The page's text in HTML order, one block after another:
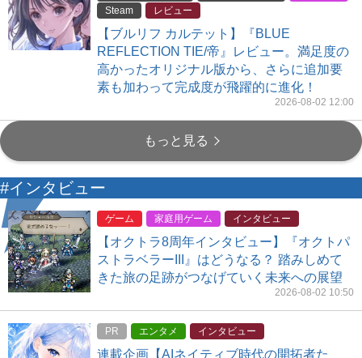
Steam
レビュー
【ブルリフ カルテット】『BLUE
REFLECTION TIE/帝』レビュー。満足度の
高かったオリジナル版から、さらに追加要
素も加わって完成度が飛躍的に進化！
2026-08-02 12:00
もっと見る
#インタビュー
ゲーム 家庭用ゲーム インタビュー
【オクトラ8周年インタビュー】『オクトパ
ストラベラーIII』はどうなる？ 踏みしめて
きた旅の足跡がつなげていく未来への展望
2026-08-02 10:50
PR エンタメ インタビュー
連載企画【AIネイティブ時代の開拓者た